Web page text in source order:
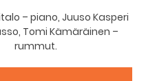
– piano, Juuso Kasperi
Tomi Kämäräinen –
rummut.